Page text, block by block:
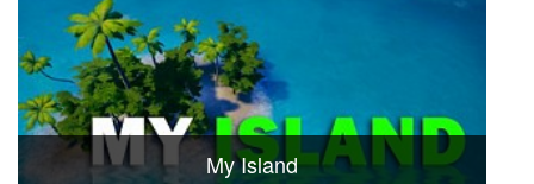
My Island